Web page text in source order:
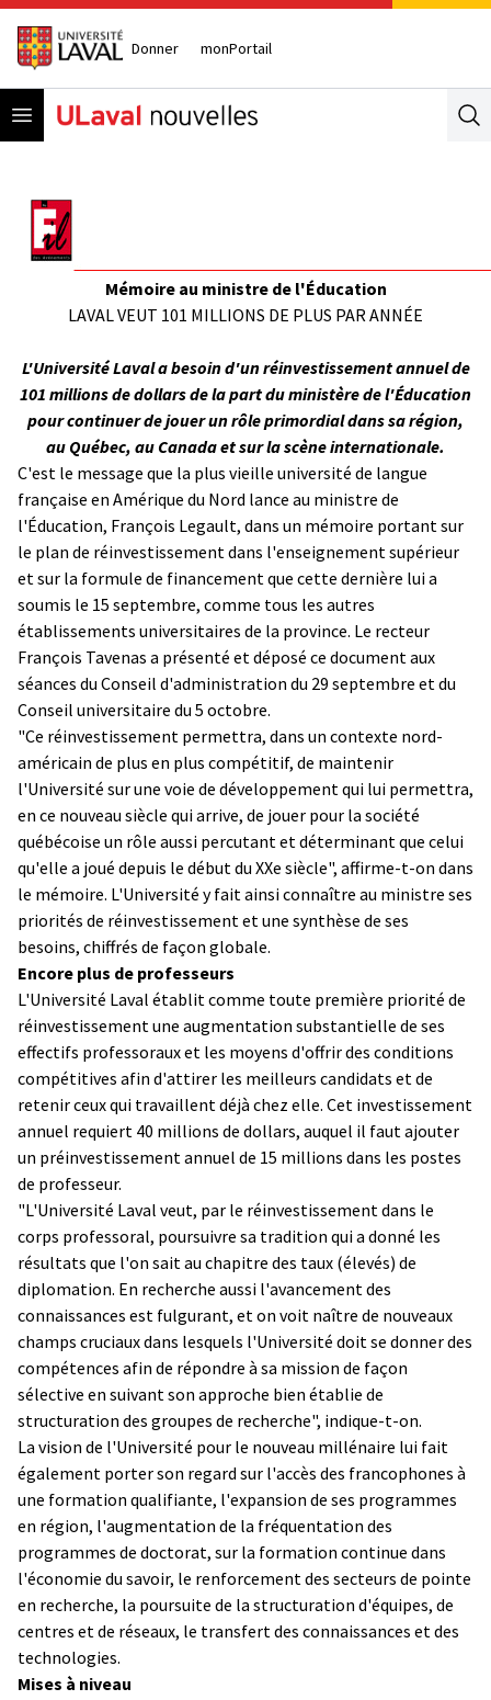
Donner monPortail
Open menu
Mémoire au ministre de l'Éducation
LAVAL VEUT 101 MILLIONS DE PLUS PAR ANNÉE
L'Université Laval a besoin d'un réinvestissement annuel de
101 millions de dollars de la part du ministère de l'Éducation
pour continuer de jouer un rôle primordial dans sa région,
au Québec, au Canada et sur la scène internationale.
C'est le message que la plus vieille université de langue
française en Amérique du Nord lance au ministre de
l'Éducation, François Legault, dans un mémoire portant sur
le plan de réinvestissement dans l'enseignement supérieur
et sur la formule de financement que cette dernière lui a
soumis le 15 septembre, comme tous les autres
établissements universitaires de la province. Le recteur
François Tavenas a présenté et déposé ce document aux
séances du Conseil d'administration du 29 septembre et du
Conseil universitaire du 5 octobre.
"Ce réinvestissement permettra, dans un contexte nord-
américain de plus en plus compétitif, de maintenir
l'Université sur une voie de développement qui lui permettra,
en ce nouveau siècle qui arrive, de jouer pour la société
québécoise un rôle aussi percutant et déterminant que celui
qu'elle a joué depuis le début du XXe siècle", affirme-t-on dans
le mémoire. L'Université y fait ainsi connaître au ministre ses
priorités de réinvestissement et une synthèse de ses
besoins, chiffrés de façon globale.
Encore plus de professeurs
L'Université Laval établit comme toute première priorité de
réinvestissement une augmentation substantielle de ses
effectifs professoraux et les moyens d'offrir des conditions
compétitives afin d'attirer les meilleurs candidats et de
retenir ceux qui travaillent déjà chez elle. Cet investissement
annuel requiert 40 millions de dollars, auquel il faut ajouter
un préinvestissement annuel de 15 millions dans les postes
de professeur.
"L'Université Laval veut, par le réinvestissement dans le
corps professoral, poursuivre sa tradition qui a donné les
résultats que l'on sait au chapitre des taux (élevés) de
diplomation. En recherche aussi l'avancement des
connaissances est fulgurant, et on voit naître de nouveaux
champs cruciaux dans lesquels l'Université doit se donner des
compétences afin de répondre à sa mission de façon
sélective en suivant son approche bien établie de
structuration des groupes de recherche", indique-t-on.
La vision de l'Université pour le nouveau millénaire lui fait
également porter son regard sur l'accès des francophones à
une formation qualifiante, l'expansion de ses programmes
en région, l'augmentation de la fréquentation des
programmes de doctorat, sur la formation continue dans
l'économie du savoir, le renforcement des secteurs de pointe
en recherche, la poursuite de la structuration d'équipes, de
centres et de réseaux, le transfert des connaissances et des
technologies.
Mises à niveau